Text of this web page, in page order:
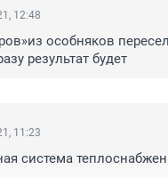
12:48
особняков
результат будет
11:23
система